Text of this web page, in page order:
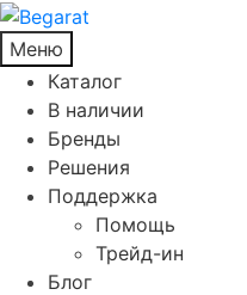
Меню
Каталог
В наличии
Бренды
Решения
Поддержка
Помощь
Трейд-ин
Блог